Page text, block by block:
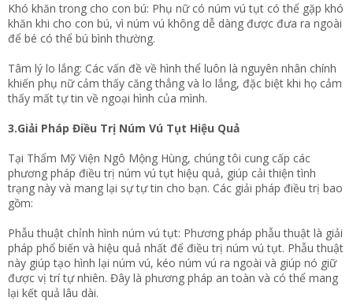
Khó khăn trong cho con bú: Phụ nữ có núm vú tụt có thể gặp khó
khăn khi cho con bú, vì núm vú không dễ dàng được đưa ra ngoài
để bé có thể bú bình thường.
Tâm lý lo lắng: Các vấn đề về hình thể luôn là nguyên nhân chính
khiến phụ nữ cảm thấy căng thẳng và lo lắng, đặc biệt khi họ cảm
thấy mất tự tin về ngoại hình của mình.
3.Giải Pháp Điều Trị Núm Vú Tụt Hiệu Quả
Tại Thẩm Mỹ Viện Ngô Mộng Hùng, chúng tôi cung cấp các
phương pháp điều trị núm vú tụt hiệu quả, giúp cải thiện tình
trạng này và mang lại sự tự tin cho bạn. Các giải pháp điều trị bao
gồm:
Phẫu thuật chỉnh hình núm vú tụt: Phương pháp phẫu thuật là giải
pháp phổ biến và hiệu quả nhất để điều trị núm vú tụt. Phẫu thuật
này giúp tạo hình lại núm vú, kéo núm vú ra ngoài và giúp nó giữ
được vị trí tự nhiên. Đây là phương pháp an toàn và có thể mang
lại kết quả lâu dài.